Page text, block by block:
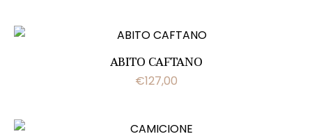
ABITO CAFTANO
€127,00